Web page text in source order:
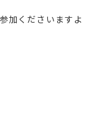
加くださいますよ